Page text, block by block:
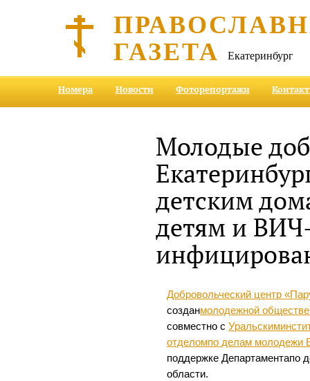
ГАЗЕТА Екатеринбург
Номера Новости Фоторепортажи
Молодые
детским
детям и
Добровольческий центр
созданмолодежной
совместно с
отделомпо делам молодежи
поддержке Департаментапо
области.